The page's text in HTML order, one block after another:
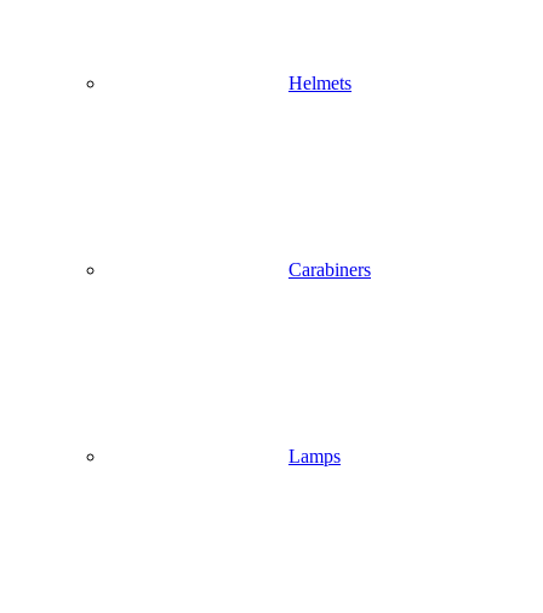
Helmets
Carabiners
Lamps